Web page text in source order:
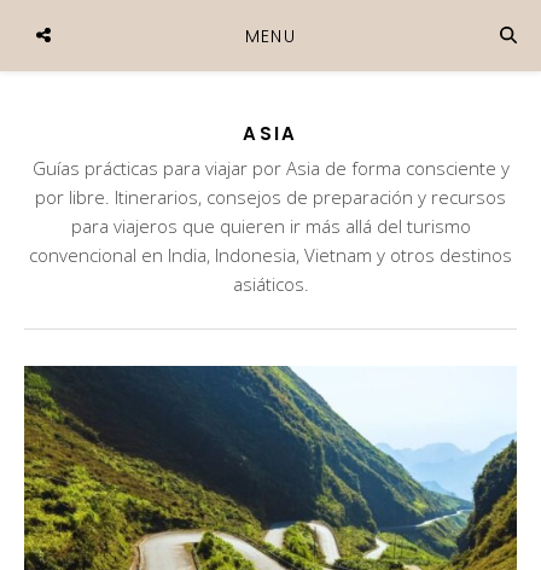
MENU
ASIA
Guías prácticas para viajar por Asia de forma consciente y
por libre. Itinerarios, consejos de preparación y recursos
para viajeros que quieren ir más allá del turismo
convencional en India, Indonesia, Vietnam y otros destinos
asiáticos.